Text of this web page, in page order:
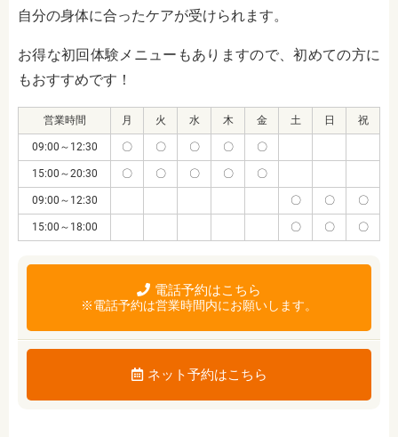
自分の身体に合ったケアが受けられます。
お得な初回体験メニューもありますので、初めての方に
もおすすめです！
営業時間 月 火 水 木 金 土 日 祝
09:00～12:30 〇 〇 〇 〇 〇
15:00～20:30 〇 〇 〇 〇 〇
09:00～12:30 〇 〇 〇
15:00～18:00 〇 〇 〇
電話予約はこちら
※電話予約は営業時間内にお願いします。
ネット予約はこちら